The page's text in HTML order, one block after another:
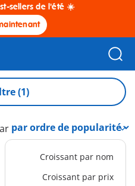
sellers de l'été ☀️
(1)
Croissant par nom
Croissant par prix